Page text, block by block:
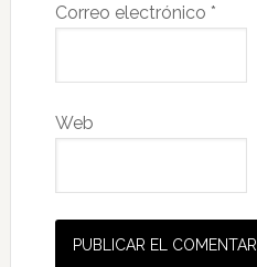
Correo electrónico *
Web